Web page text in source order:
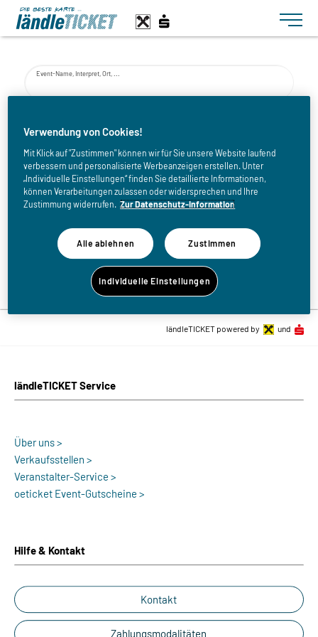
Toggle
Event-Name, Interpret, Ort, ...
bis
Zurück zur Eventliste
ländleTICKET Service
Über uns >
Verkaufsstellen >
Veranstalter-Service >
oeticket Event-Gutscheine >
Hilfe & Kontakt
Kontakt
Zahlungsmodalitäten
ländleTICKET powered by und
Verwendung von Cookies!
Mit Klick auf "Zustimmen" können wir für Sie unsere Website laufend
verbessern und personalisierte Werbeanzeigen erstellen. Unter
„Individuelle Einstellungen“ finden Sie detaillierte Informationen,
können Verarbeitungen zulassen oder widersprechen und Ihre
Zustimmung widerrufen. Zur Datenschutz-Information
Alle ablehnen Zustimmen
Individuelle Einstellungen